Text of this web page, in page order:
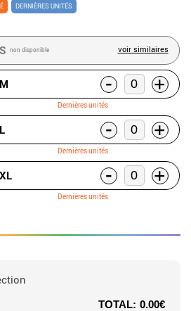
DERNIÈRES UNITÉS
S non disponible voir similaires
M - +
Dernières unités
L - +
Dernières unités
XL - +
Dernières unités
TOTAL: 0.00€